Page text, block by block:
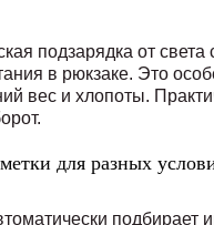
подзарядка от
в рюкзаке. Это
вес и хлопоты.
для разных
подбирает